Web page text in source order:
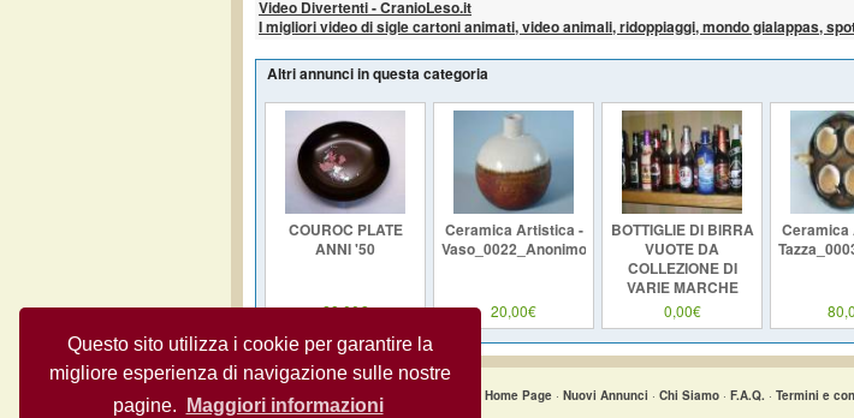
Questo sito utilizza i cookie per garantire la
migliore esperienza di navigazione sulle nostre
pagine.
Maggiori informazioni
Video Divertenti - CranioLeso.it
I migliori video di sigle cartoni animati, video animali, ridoppiaggi, mondo gialappas,
Altri annunci in questa categoria
COUROC PLATE
ANNI '50
28,00€
Ceramica Artistica -
Vaso_0022_Anonimo
20,00€
BOTTIGLIE DI BIRRA
VUOTE DA
COLLEZIONE DI
VARIE MARCHE
VENDO A SOLO 1
EURO
0,00€
Home Page · Nuovi Annunci · Chi Siamo · F.A.Q. · Termini e